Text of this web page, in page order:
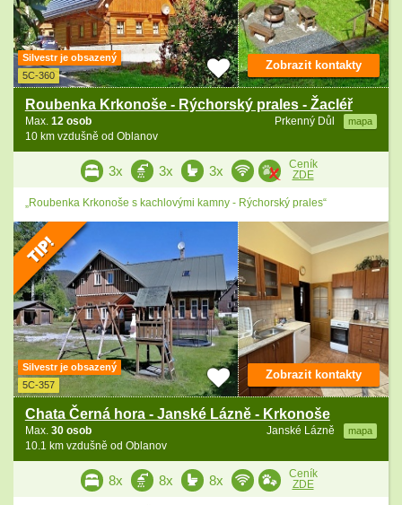
Silvestr je obsazený
5C-360
Roubenka Krkonoše - Rýchorský prales - Žacléř
Prkenný Důl mapa
Max. 12 osob
10 km vzdušně od Oblanov
Zobrazit kontakty
3x 3x 3x
Ceník
ZDE
„Roubenka Krkonoše s kachlovými kamny - Rýchorský prales“
Silvestr je obsazený
5C-357
Chata Černá hora - Janské Lázně - Krkonoše
Janské Lázně mapa
Max. 30 osob
10.1 km vzdušně od Oblanov
Zobrazit kontakty
8x 8x 8x
Ceník
ZDE